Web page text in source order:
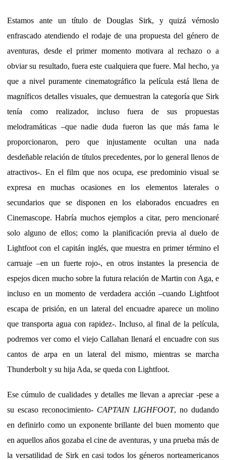
Estamos ante un título de Douglas Sirk, y quizá vérnoslo
enfrascado atendiendo el rodaje de una propuesta del género de
aventuras, desde el primer momento motivara al rechazo o a
obviar su resultado, fuera este cualquiera que fuere. Mal hecho, ya
que a nivel puramente cinematográfico la película está llena de
magníficos detalles visuales, que demuestran la categoría que Sirk
tenía como realizador, incluso fuera de sus propuestas
melodramáticas –que nadie duda fueron las que más fama le
proporcionaron, pero que injustamente ocultan una nada
desdeñable relación de títulos precedentes, por lo general llenos de
atractivos-. En el film que nos ocupa, ese predominio visual se
expresa en muchas ocasiones en los elementos laterales o
secundarios que se disponen en los elaborados encuadres en
Cinemascope. Habría muchos ejemplos a citar, pero mencionaré
solo alguno de ellos; como la planificación previa al duelo de
Lightfoot con el capitán inglés, que muestra en primer término el
carruaje –en un fuerte rojo-, en otros instantes la presencia de
espejos dicen mucho sobre la futura relación de Martin con Aga, e
incluso en un momento de verdadera acción –cuando Lightfoot
escapa de prisión, en un lateral del encuadre aparece un molino
que transporta agua con rapidez-. Incluso, al final de la película,
podremos ver como el viejo Callahan llenará el encuadre con sus
cantos de arpa en un lateral del mismo, mientras se marcha
Thunderbolt y su hija Ada, se queda con Lightfoot.
Ese cúmulo de cualidades y detalles me llevan a apreciar -pese a
su escaso reconocimiento- CAPTAIN LIGHFOOT, no dudando
en definirlo como un exponente brillante del buen momento que
en aquellos años gozaba el cine de aventuras, y una prueba más de
la versatilidad de Sirk en casi todos los géneros norteamericanos